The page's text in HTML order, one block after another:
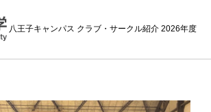
八王子キャンパス クラブ・サークル紹介 2026年度